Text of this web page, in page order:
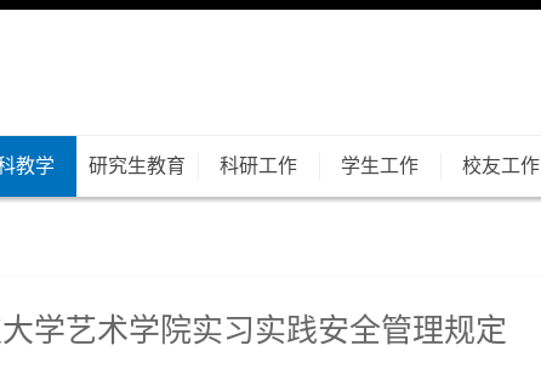
教学 研究生教育 科研工作 学生工作 校友工作
学艺术学院实习实践安全管理规定